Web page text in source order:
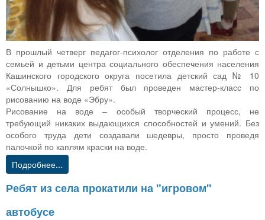
В прошлый четверг педагог-психолог отделения по работе с
семьей и детьми центра социального обеспечения населения
Кашинского городского округа посетила детский сад № 10
«Солнышко». Для ребят был проведен мастер-класс по
рисованию на воде «Эбру».
Рисование на воде – особый творческий процесс, не
требующий никаких выдающихся способностей и умений. Без
особого труда дети создавали шедевры, просто проведя
палочкой по каплям краски на воде.
Подробнее...
Ребят из села прокатили на "игровом"
автобусе